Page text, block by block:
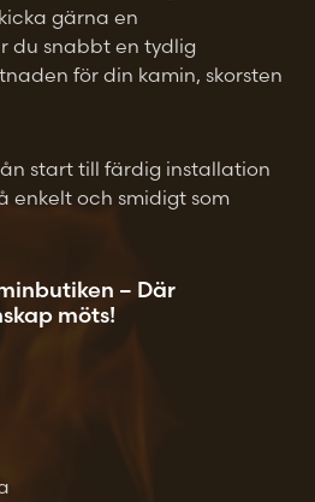
gärna en
du snabbt en tydlig
för din kamin, skorsten
start till färdig installation
enkelt och smidigt som
– Där
möts!